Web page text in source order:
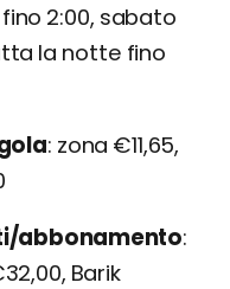
2:00, sabato
la notte fino
zona €11,65,
abbonamento
Barik